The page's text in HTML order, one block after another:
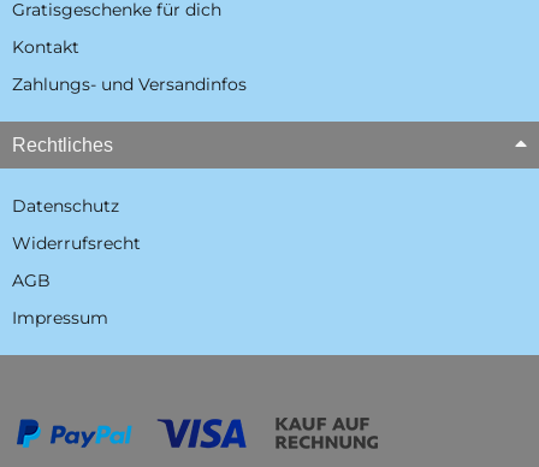
Gratisgeschenke für dich
Kontakt
Zahlungs- und Versandinfos
Rechtliches
Datenschutz
Widerrufsrecht
AGB
Impressum